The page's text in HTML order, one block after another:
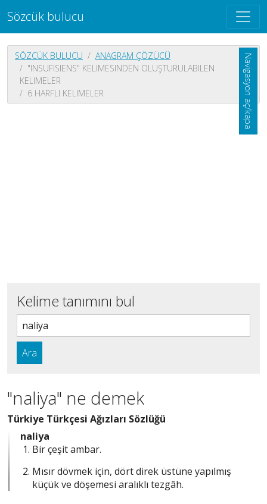
Sözcük bulucu
Navigasyon aç/kapa
SÖZCÜK BULUCU
ANAGRAM ÇÖZÜCÜ
"INSUFISIENS" KELIMESINDEN OLUŞTURULABILEN
KELIMELER
6 HARFLI KELIMELER
Kelime tanımını bul
Ara
"naliya" ne demek
Türkiye Türkçesi Ağızları Sözlüğü
naliya
Bir çeşit ambar.
Mısır dövmek için, dört direk üstüne yapılmış
küçük ve döşemesi aralıklı tezgâh.